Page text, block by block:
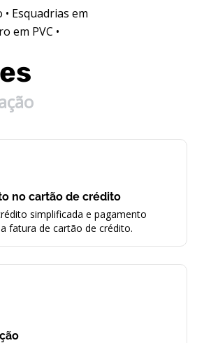
• Esquadrias em
em PVC •
no cartão de crédito
simplificada e pagamento
fatura de cartão de crédito.